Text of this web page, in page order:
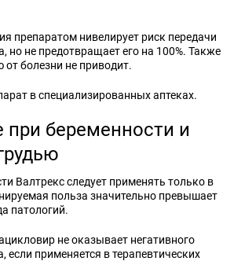
препаратом нивелирует риск передачи
но не предотвращает его на 100%. Также
болезни не приводит.
в специализированных аптеках.
беременности и
Валтрекс следует применять только в
польза значительно превышает
патологий.
не оказывает негативного
если применяется в терапевтических